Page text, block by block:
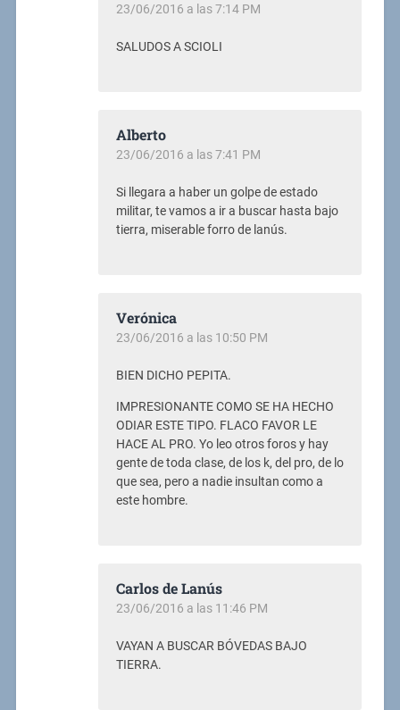
23/06/2016 a las 7:14 PM
SALUDOS A SCIOLI
Alberto
23/06/2016 a las 7:41 PM
Si llegara a haber un golpe de estado
militar, te vamos a ir a buscar hasta bajo
tierra, miserable forro de lanús.
Verónica
23/06/2016 a las 10:50 PM
BIEN DICHO PEPITA.
IMPRESIONANTE COMO SE HA HECHO
ODIAR ESTE TIPO. FLACO FAVOR LE
HACE AL PRO. Yo leo otros foros y hay
gente de toda clase, de los k, del pro, de lo
que sea, pero a nadie insultan como a
este hombre.
Carlos de Lanús
23/06/2016 a las 11:46 PM
VAYAN A BUSCAR BÓVEDAS BAJO
TIERRA.